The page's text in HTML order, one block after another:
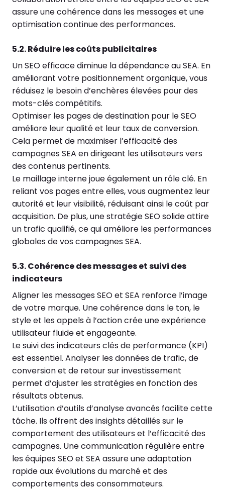
assure une cohérence dans les messages et une
optimisation continue des performances.
5.2. Réduire les coûts publicitaires
Un SEO efficace diminue la dépendance au SEA. En
améliorant votre positionnement organique, vous
réduisez le besoin d’enchères élevées pour des
mots-clés compétitifs.
Optimiser les pages de destination pour le SEO
améliore leur qualité et leur taux de conversion.
Cela permet de maximiser l’efficacité des
campagnes SEA en dirigeant les utilisateurs vers
des contenus pertinents.
Le maillage interne joue également un rôle clé. En
reliant vos pages entre elles, vous augmentez leur
autorité et leur visibilité, réduisant ainsi le coût par
acquisition. De plus, une stratégie SEO solide attire
un trafic qualifié, ce qui améliore les performances
globales de vos campagnes SEA.
5.3. Cohérence des messages et suivi des
indicateurs
Aligner les messages SEO et SEA renforce l’image
de votre marque. Une cohérence dans le ton, le
style et les appels à l’action crée une expérience
utilisateur fluide et engageante.
Le suivi des indicateurs clés de performance (KPI)
est essentiel. Analyser les données de trafic, de
conversion et de retour sur investissement
permet d’ajuster les stratégies en fonction des
résultats obtenus.
L’utilisation d’outils d’analyse avancés facilite cette
tâche. Ils offrent des insights détaillés sur le
comportement des utilisateurs et l’efficacité des
campagnes. Une communication régulière entre
les équipes SEO et SEA assure une adaptation
rapide aux évolutions du marché et des
comportements des consommateurs.